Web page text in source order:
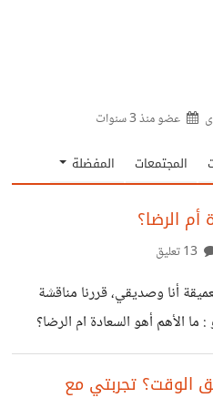
عضو منذ3 سنوات
المجتمعات المفضلة
الرضا؟
أنا وصديقي، قررنا مناقشة
الأهم أهو السعادة ام الرضا؟
تجعل الحياة تستحق العيش،
الحقيقية. وبدأنا في تبادل
الوقت؟ تجربتي مع